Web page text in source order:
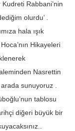
Rabbani’nin
olurdu’ .
hala ışık
Hikayeleri
Nasrettin
sunuyoruz .
tablosu
diğeri büyük bir